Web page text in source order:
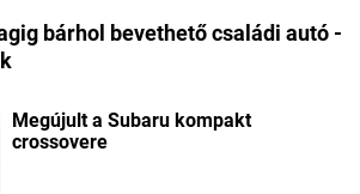
bárhol bevethető családi autó -
Megújult a Subaru kompakt
crossovere